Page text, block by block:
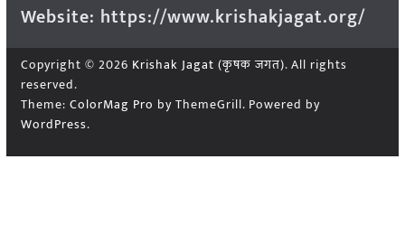
Website: https://www.krishakjagat.org/
Copyright © 2026 Krishak Jagat (कृषक जगत). All rights
reserved.
Theme: ColorMag Pro by ThemeGrill. Powered by
WordPress.